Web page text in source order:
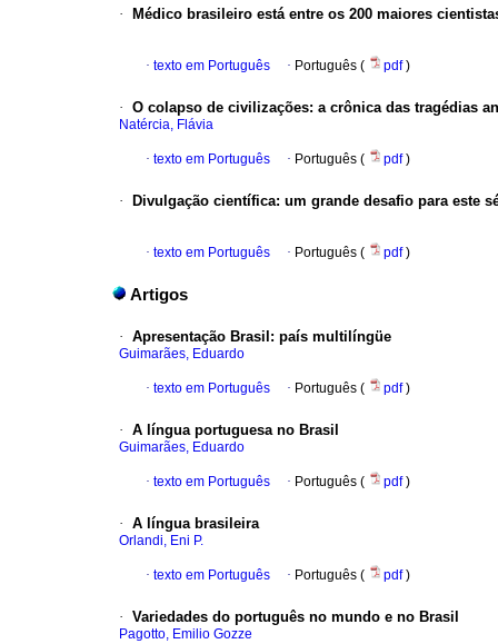
· Médico brasileiro está entre os 200 maiores
· texto em Português · Português ( pdf)
· O colapso de civilizações: a crônica das tragédias
Natércia, Flávia
· texto em Português · Português ( pdf)
· Divulgação científica: um grande desafio para este
· texto em Português · Português ( pdf)
Artigos
· Apresentação Brasil: país multilíngüe
Guimarães, Eduardo
· texto em Português · Português ( pdf)
· A língua portuguesa no Brasil
Guimarães, Eduardo
· texto em Português · Português ( pdf)
· A língua brasileira
Orlandi, Eni P.
· texto em Português · Português ( pdf)
· Variedades do português no mundo e no Brasil
Pagotto, Emilio Gozze